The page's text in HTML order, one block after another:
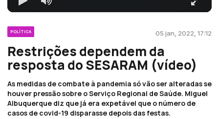
POLÍTICA 05 jan, 2022, 17:12
Restrições dependem da
resposta do SESARAM (vídeo)
As medidas de combate à pandemia só vão ser alteradas se
houver pressão sobre o Serviço Regional de Saúde. Miguel
Albuquerque diz que já era expetável que o número de
casos de covid-19 disparasse depois das festas.